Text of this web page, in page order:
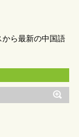
ら最新の中国語